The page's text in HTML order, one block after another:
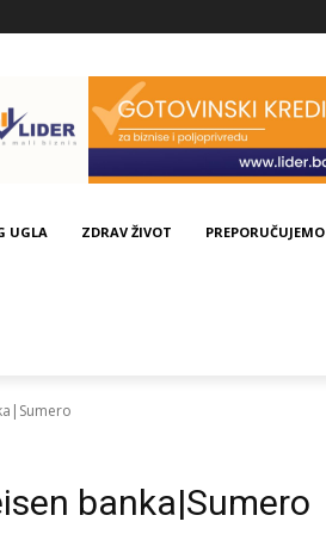
UGLA ZDRAV ŽIVOT PREPORUČUJEMO
banka|Sumero